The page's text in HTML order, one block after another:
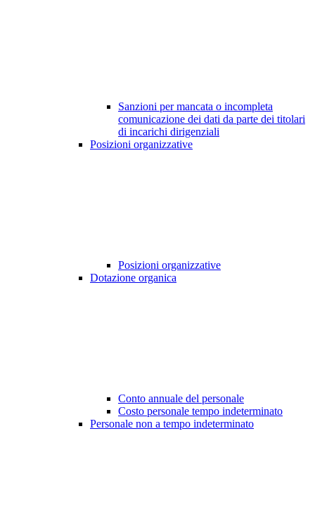
Sanzioni per mancata o incompleta
comunicazione dei dati da parte dei titolari
di incarichi dirigenziali
Posizioni organizzative
Posizioni organizzative
Dotazione organica
Conto annuale del personale
Costo personale tempo indeterminato
Personale non a tempo indeterminato